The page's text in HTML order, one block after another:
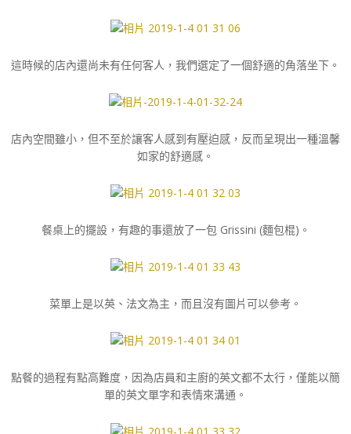
這時候的店內還尚未有任何客人，我們選定了一個舒適的角落坐下。
店內空間雖小，但不至於讓客人感到有壓迫感，反而呈現出一種溫馨
如家的舒適感。
餐桌上的擺設，有趣的事還放了一包 Grissini (麵包棍)。
菜單上是以英、法文為主，而且沒有圖片可以參考。
點餐的過程有點高難度，因為店員和主廚的英文都不太行，僅能以簡
單的英文單字和表情來溝通。